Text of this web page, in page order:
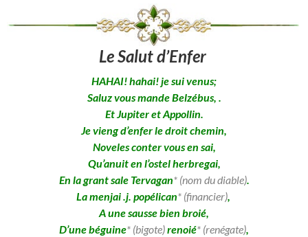
Le Salut d’Enfer
HAHAI! hahai! je sui venus;
Saluz vous mande Belzébus, .
Et Jupiter et Appollin.
Je vieng d’enfer le droit chemin,
Noveles conter vous en sai,
Qu’anuit en l’ostel herbregai,
En la grant sale Tervagan* (nom du diable).
La menjai .j. popélican* (financier),
A une sausse bien broié,
D’une béguine* (bigote)renoié* (renégate),